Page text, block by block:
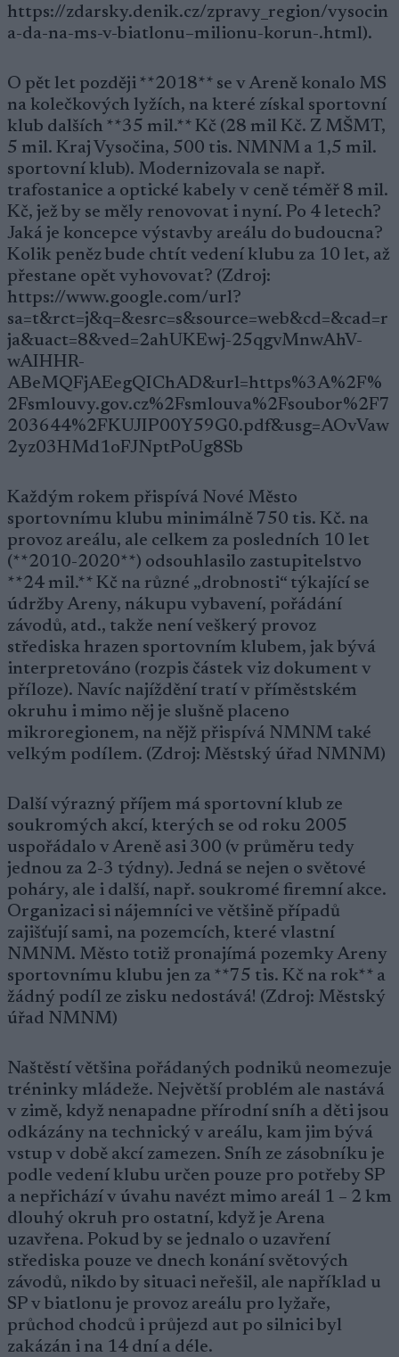
https://zdarsky.denik.cz/zpravy_region/vysocin
a-da-na-ms-v-biatlonu–milionu-korun-.html).
O pět let později **2018** se v Areně konalo MS
na kolečkových lyžích, na které získal sportovní
klub dalších **35 mil.** Kč (28 mil Kč. Z MŠMT,
5 mil. Kraj Vysočina, 500 tis. NMNM a 1,5 mil.
sportovní klub). Modernizovala se např.
trafostanice a optické kabely v ceně téměř 8 mil.
Kč, jež by se měly renovovat i nyní. Po 4 letech?
Jaká je koncepce výstavby areálu do budoucna?
Kolik peněz bude chtít vedení klubu za 10 let, až
přestane opět vyhovovat? (Zdroj:
https://www.google.com/url?
sa=t&rct=j&q=&esrc=s&source=web&cd=&cad=r
ja&uact=8&ved=2ahUKEwj-25qgvMnwAhV-
wAIHHR-
ABeMQFjAEegQIChAD&url=https%3A%2F%
2Fsmlouvy.gov.cz%2Fsmlouva%2Fsoubor%2F7
203644%2FKUJIP00Y59G0.pdf&usg=AOvVaw
2yz03HMd1oFJNptPoUg8Sb
Každým rokem přispívá Nové Město
sportovnímu klubu minimálně 750 tis. Kč. na
provoz areálu, ale celkem za posledních 10 let
(**2010-2020**) odsouhlasilo zastupitelstvo
**24 mil.** Kč na různé „drobnosti“ týkající se
údržby Areny, nákupu vybavení, pořádání
závodů, atd., takže není veškerý provoz
střediska hrazen sportovním klubem, jak bývá
interpretováno (rozpis částek viz dokument v
příloze). Navíc najíždění tratí v příměstském
okruhu i mimo něj je slušně placeno
mikroregionem, na nějž přispívá NMNM také
velkým podílem. (Zdroj: Městský úřad NMNM)
Další výrazný příjem má sportovní klub ze
soukromých akcí, kterých se od roku 2005
uspořádalo v Areně asi 300 (v průměru tedy
jednou za 2-3 týdny). Jedná se nejen o světové
poháry, ale i další, např. soukromé firemní akce.
Organizaci si nájemníci ve většině případů
zajišťují sami, na pozemcích, které vlastní
NMNM. Město totiž pronajímá pozemky Areny
sportovnímu klubu jen za **75 tis. Kč na rok** a
žádný podíl ze zisku nedostává! (Zdroj: Městský
úřad NMNM)
Naštěstí většina pořádaných podniků neomezuje
tréninky mládeže. Největší problém ale nastává
v zimě, když nenapadne přírodní sníh a děti jsou
odkázány na technický v areálu, kam jim bývá
vstup v době akcí zamezen. Sníh ze zásobníku je
podle vedení klubu určen pouze pro potřeby SP
a nepřichází v úvahu navézt mimo areál 1 – 2 km
dlouhý okruh pro ostatní, když je Arena
uzavřena. Pokud by se jednalo o uzavření
střediska pouze ve dnech konání světových
závodů, nikdo by situaci neřešil, ale například u
SP v biatlonu je provoz areálu pro lyžaře,
průchod chodců i průjezd aut po silnici byl
zakázán i na 14 dní a déle.